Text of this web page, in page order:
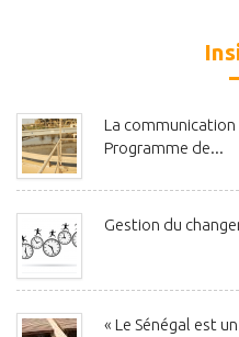
La
Programme de...
Gestion du
« Le Sénégal est